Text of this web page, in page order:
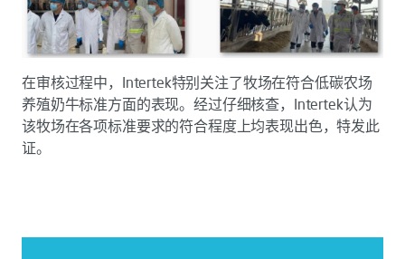
在审核过程中，Intertek特别关注了牧场在符合低碳农场
养殖奶牛标准方面的表现。经过仔细核查，Intertek认为
该牧场在各项标准要求的符合程度上均表现出色，特发此
证。